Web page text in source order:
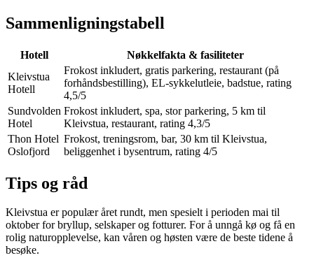
Sammenligningstabell
Hotell
Nøkkelfakta & fasiliteter
Kleivstua
Hotell
Frokost inkludert, gratis parkering, restaurant (på
forhåndsbestilling), EL-sykkelutleie, badstue, rating
4,5/5
Sundvolden
Hotel
Frokost inkludert, spa, stor parkering, 5 km til
Kleivstua, restaurant, rating 4,3/5
Thon Hotel
Oslofjord
Frokost, treningsrom, bar, 30 km til Kleivstua,
beliggenhet i bysentrum, rating 4/5
Tips og råd
Kleivstua er populær året rundt, men spesielt i perioden mai til
oktober for bryllup, selskaper og fotturer. For å unngå kø og få en
rolig naturopplevelse, kan våren og høsten være de beste tidene å
besøke.